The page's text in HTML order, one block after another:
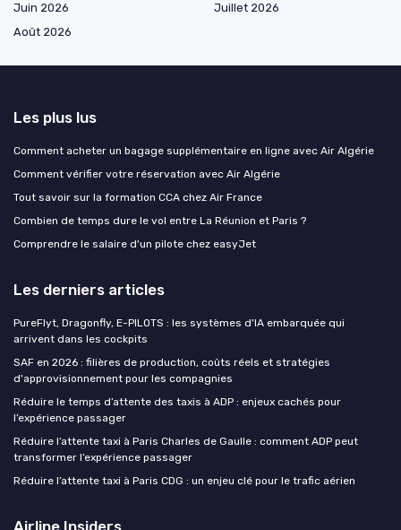
Juin 2026
Juillet 2026
Août 2026
Les plus lus
Comment acheter un bagage supplémentaire en ligne avec Air Algérie
Comment vérifier votre réservation avec Air Algérie
Tout savoir sur la formation CCA chez Air France
Combien de temps dure le vol entre La Réunion et Paris ?
Comprendre le salaire d'un pilote chez easyJet
Les derniers articles
PureFlyt, Dragonfly, E-PILOTS : les systèmes d'IA embarquée qui
arrivent dans les cockpits
SAF en 2026 : filières de production, coûts réels et stratégies
d'approvisionnement pour les compagnies
Réduire le temps d’attente des taxis à ADP : enjeux cachés pour
l’expérience passager
Réduire l’attente taxi à Paris Charles de Gaulle : comment ADP peut
transformer l’expérience passager
Réduire l’attente taxi à Paris CDG : un enjeu clé pour le trafic aérien